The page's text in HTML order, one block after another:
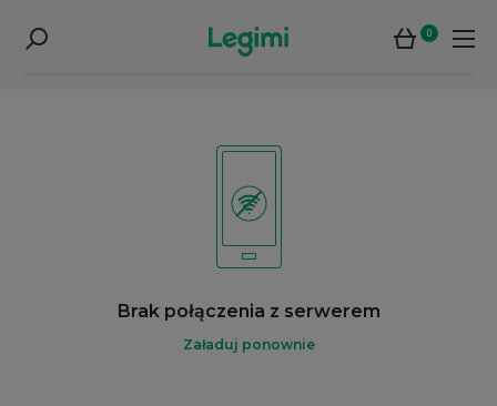
0
Brak połączenia z serwerem
Załaduj ponownie